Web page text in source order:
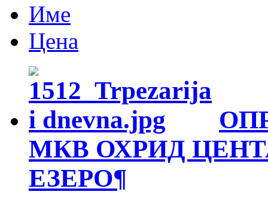
Име
Цена
МКВ ОХРИД
ЕЗЕРО¶